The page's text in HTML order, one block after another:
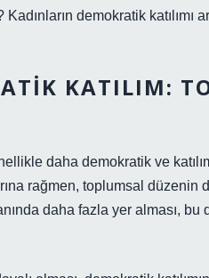
demokratik katılımı
KATILIM:
daha demokratik ve
rağmen, toplumsal düzenin
daha fazla yer alması, bu